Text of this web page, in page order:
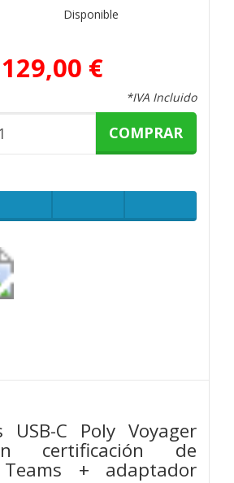
Disponible
129,00 €
*IVA Incluido
COMPRAR
USB-C Poly Voyager
certificación de
+ adaptador